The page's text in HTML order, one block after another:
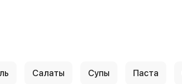
Салаты Супы Паста